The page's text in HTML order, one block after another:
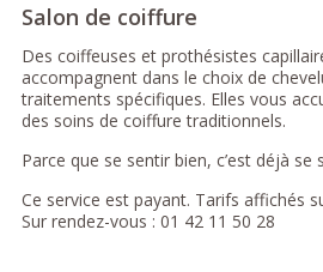
Salon de coiffure
Des coiffeuses et prothésistes
accompagnent dans le choix de
traitements spécifiques. Elles vous
des soins de coiffure traditionnels.
Parce que se sentir bien, c’est déjà
Ce service est payant. Tarifs affichés
Sur rendez-vous : 01 42 11 50 28